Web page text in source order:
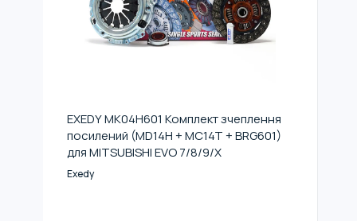
EXEDY MK04H601 Комплект зчеплення
посилений (MD14H + MC14T + BRG601)
для MITSUBISHI EVO 7/8/9/X
Exedy